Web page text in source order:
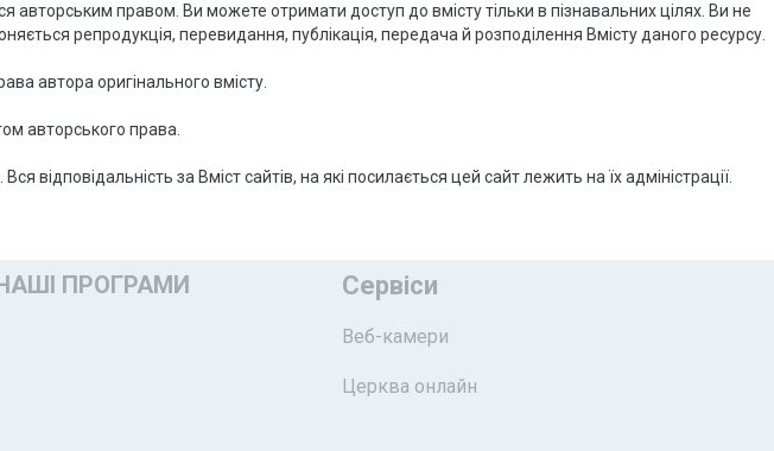
правом. Ви можете отримати доступ до вмісту тільки в пізнавальних цілях. Ви не
репродукція, перевидання, публікація, передача й розподілення Вмісту даного ресурсу.
автора оригінального вмісту.
авторського права.
відповідальність за Вміст сайтів, на які посилається цей сайт лежить на їх адміністрації.
ПРОГРАМИ Сервіси
Веб-камери
Церква онлайн